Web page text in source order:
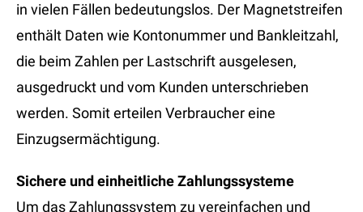
in vielen Fällen bedeutungslos. Der Magnetstreifen
enthält Daten wie Kontonummer und Bankleitzahl,
die beim Zahlen per Lastschrift ausgelesen,
ausgedruckt und vom Kunden unterschrieben
werden. Somit erteilen Verbraucher eine
Einzugsermächtigung.
Sichere und einheitliche Zahlungssysteme
Um das Zahlungssystem zu vereinfachen und